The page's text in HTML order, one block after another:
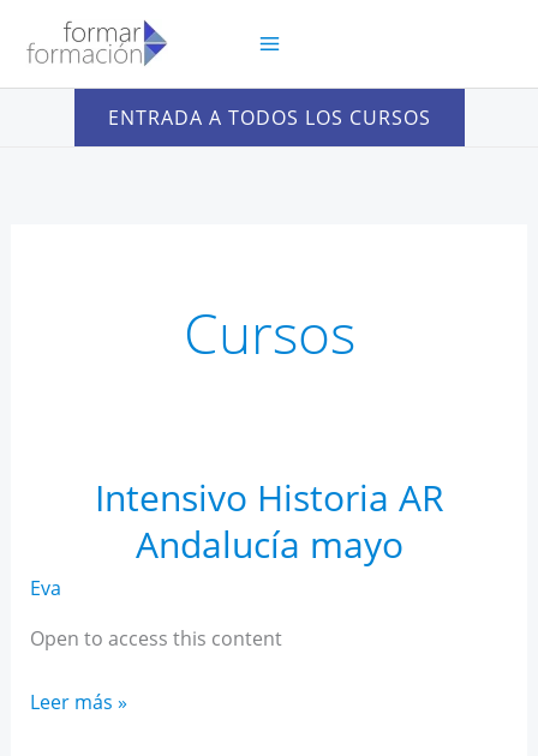
contenido
ENTRADA A TODOS LOS CURSOS
Cursos
Intensivo Historia AR
Andalucía mayo
Eva
Open to access this content
Intensivo
Leer más »